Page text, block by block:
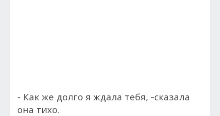
- Как же долго я ждала тебя, -сказала
она тихо.